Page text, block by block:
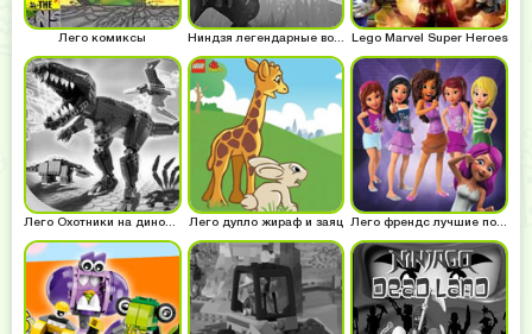
Лего комиксы Ниндзя легендарные воины Lego Marvel Super Heroes
Лего дупло жираф и заяц